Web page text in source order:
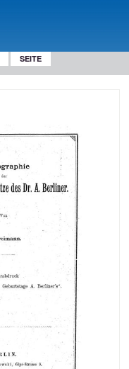
SEITE